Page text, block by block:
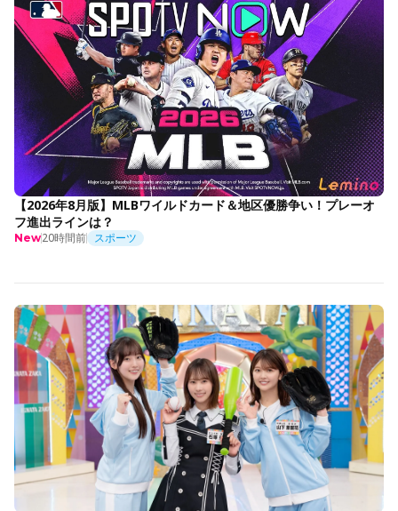
【2026年8月版】MLBワイルドカード＆地区優勝争い！プレーオ
フ進出ラインは？
New20時間前 スポーツ